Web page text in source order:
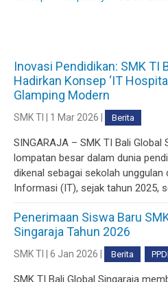
Inovasi Pendidikan: SMK TI
Hadirkan Konsep ‘IT
Glamping Modern
SMK TI | 1 Mar 2026 | Berita
SINGARAJA – SMK TI Bali Global
lompatan besar dalam dunia
dikenal sebagai sekolah unggulan
Informasi (IT), sejak tahun 2025,
Penerimaan Siswa Baru
Singaraja Tahun 2026
SMK TI | 6 Jan 2026 | Berita
SMK TI Bali Global Singaraja